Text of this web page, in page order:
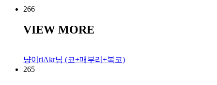
266
VIEW MORE
냥이riAkr님 (코+매부리+복코)
265